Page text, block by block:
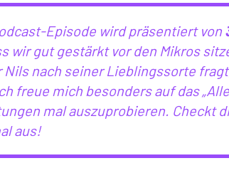
Episode wird präsentiert von
wir gut gestärkt vor den Mikros
nach seiner Lieblingssorte
freue mich besonders auf das
mal auszuprobieren. Checkt
aus!